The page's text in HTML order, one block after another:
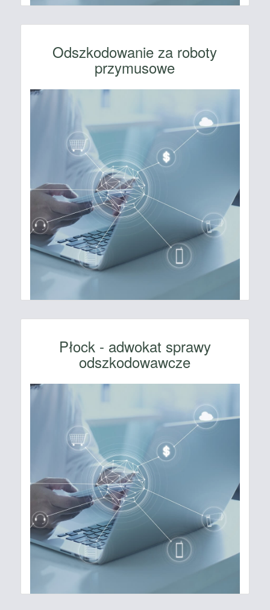
Odszkodowanie za roboty
przymusowe
Płock - adwokat sprawy
odszkodowawcze